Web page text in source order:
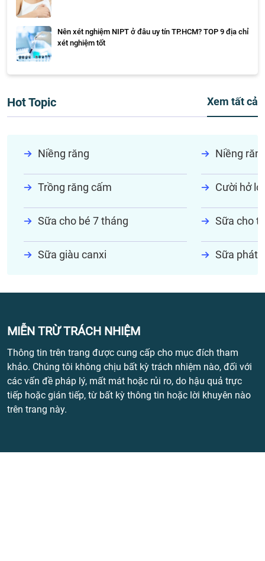
Nên xét nghiệm NIPT ở đâu uy tín TP.HCM? TOP 9 địa chỉ
xét nghiệm tốt
Hot Topic Xem tất cả
Niềng răng Niềng
Trồng răng cấm Cười hở lợi
Sữa cho bé 7 tháng Sữa cho
Sữa giàu canxi Sữa phát
MIỄN TRỪ TRÁCH NHIỆM
Thông tin trên trang được cung cấp cho mục đích tham
khảo. Chúng tôi không chịu bất kỳ trách nhiệm nào, đối với
các vấn đề pháp lý, mất mát hoặc rủi ro, do hậu quả trực
tiếp hoặc gián tiếp, từ bất kỳ thông tin hoặc lời khuyên nào
trên trang này.